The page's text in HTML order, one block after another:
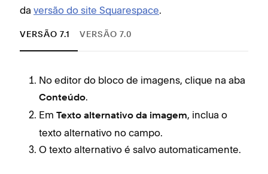
da versão do site Squarespace.
VERSÃO 7.1 VERSÃO 7.0
No editor do bloco de imagens, clique na aba
Conteúdo.
Em Texto alternativo da imagem, inclua o
texto alternativo no campo.
O texto alternativo é salvo automaticamente.